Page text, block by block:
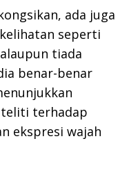
ada juga
seperti
tiada
benar-benar
terhadap
ekspresi wajah